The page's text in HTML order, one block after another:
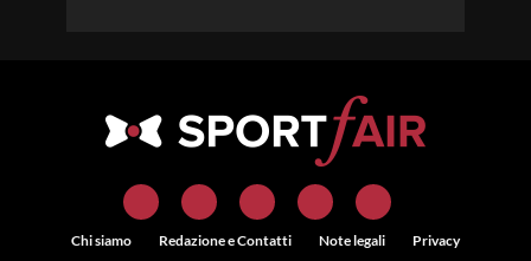
Chi siamo Redazione e Contatti Note legali Privacy